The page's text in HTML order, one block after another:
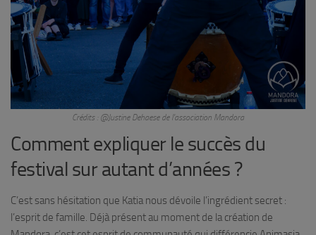
Crédits : @Justine Dehaese de l’association Mandora
Comment expliquer le succès du
festival sur autant d’années ?
C’est sans hésitation que Katia nous dévoile l’ingrédient secret :
l’esprit de famille. Déjà présent au moment de la création de